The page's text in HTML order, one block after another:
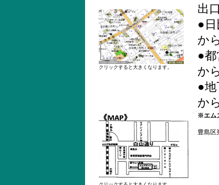
クリックすると大きくなります。
出
●
か
●
か
●
か
※エム
豊島